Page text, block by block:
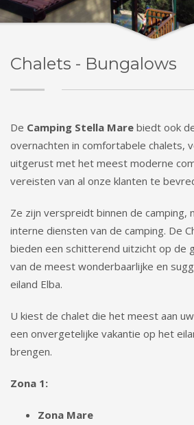
Chalets - Bungalows
De Camping Stella Mare biedt ook
overnachten in comfortabele chalets,
uitgerust met het meest moderne
vereisten van al onze klanten te
Ze zijn verspreidt binnen de camping,
interne diensten van de camping. De
bieden een schitterend uitzicht op de
van de meest wonderbaarlijke en
eiland Elba.
U kiest de chalet die het meest aan
een onvergetelijke vakantie op het
brengen.
Zona 1:
Zona Mare